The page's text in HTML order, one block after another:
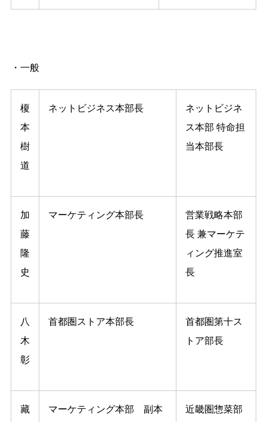
・一般
榎
本
樹
道
ネットビジネス本部⻑
ネットビジネ
ス本部 特命担
当本部⻑
加
藤
隆
史
マーケティング本部⻑
営業戦略本部
⻑ 兼マーケテ
ィング推進室
⻑
八
木
彰
⾸都圏ストア本部⻑
⾸都圏第⼗ス
トア部⻑
藏
マーケティング本部 副本
近畿圏惣菜部